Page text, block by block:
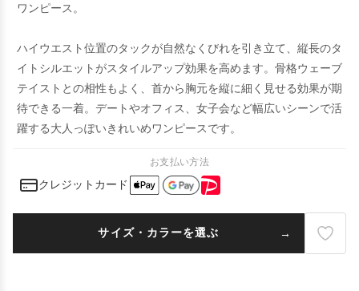
ワンピース。
ハイウエスト位置のタックが自然なくびれを引き立て、縦長のタ
イトシルエットがスタイルアップ効果を高めます。骨格ウェーブ
テイストとの相性もよく、首から胸元を縦に細く見せる効果が期
待できる一着。デートやオフィス、女子会など幅広いシーンで活
躍する大人っぽいきれいめワンピースです。
お支払い方法
クレジットカード
サイズ・カラーを選ぶ